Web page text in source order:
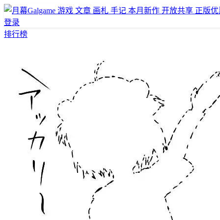
游戏 文章 画札 手记 本月新作 开放共享 正版
登录
排行榜